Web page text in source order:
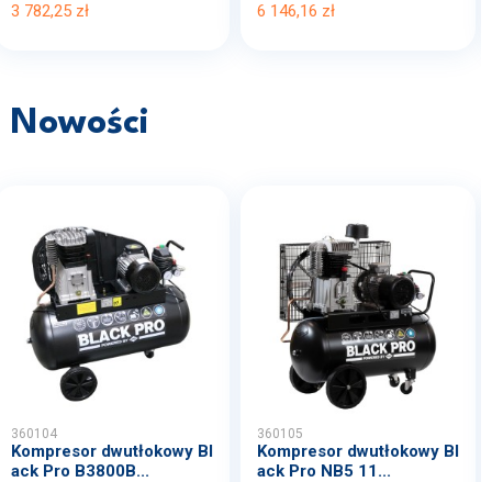
3 782,25 zł
6 146,16 zł
Nowości
360104
Kompresor dwutłokowy Bl
ack Pro B3800B...
360105
Kompresor dwutłokowy Bl
ack Pro NB5 11...